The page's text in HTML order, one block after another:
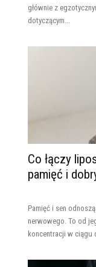
głównie z
dotyczącym...
Co łączy
pamięć i
Pamięć i sen
nerwowego. To od
koncentracji w ciągu